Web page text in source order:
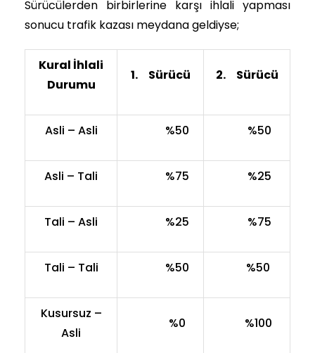
Sürücülerden birbirlerine karşı ihlali yapması
sonucu trafik kazası meydana geldiyse;
Kural İhlali
Durumu
1. Sürücü 2. Sürücü
Asli – Asli %50 %50
Asli – Tali %75 %25
Tali – Asli %25 %75
Tali – Tali %50 %50
Kusursuz –
Asli
%0 %100